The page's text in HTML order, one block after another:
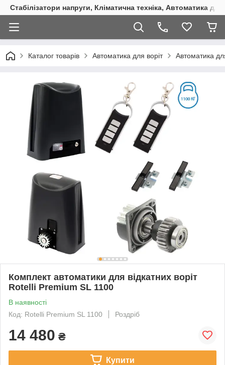
Стабілізатори напруги, Кліматична техніка, Автоматика
Каталог товарів Автоматика для воріт Автоматика
Комплект автоматики для відкатних воріт
Rotelli Premium SL 1100
В наявності
Код: Rotelli Premium SL 1100
Роздріб
14 480 ₴
Купити